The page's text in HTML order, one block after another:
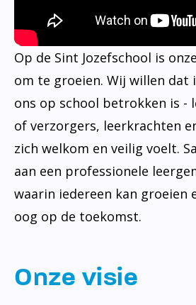
Op de Sint Jozefschool is
om te groeien. Wij willen dat
ons op school betrokken is -
of verzorgers, leerkrachten
zich welkom en veilig voelt.
aan een professionele
waarin iedereen kan groeien
oog op de toekomst.
Onze visie